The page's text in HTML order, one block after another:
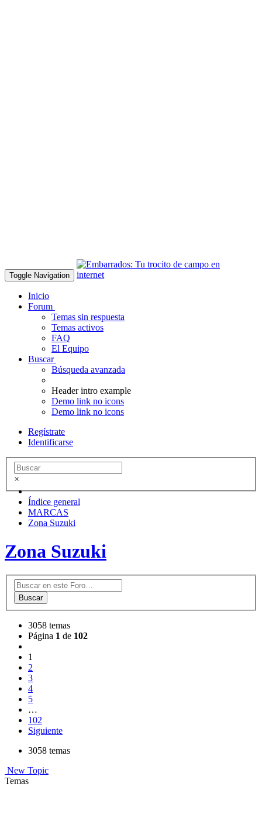
Toggle Navigation
Inicio
Forum
Temas sin respuesta
Temas activos
FAQ
El Equipo
Buscar
Búsqueda avanzada
Header intro example
Demo link no icons
Demo link no icons
Regístrate
Identificarse
×
Índice general
MARCAS
Zona Suzuki
Zona Suzuki
Buscar
3058 temas
Página 1 de 102
1
2
3
4
5
…
102
Siguiente
3058 temas
New Topic
Temas